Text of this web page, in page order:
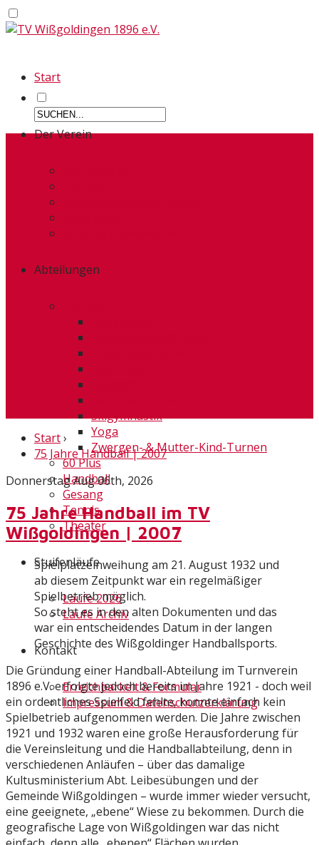
Start
Der Verein
Abteilungen
Skigymnastik
Yoga
Zwergen- & Mutter-Kind-Turnen
60 Plus
Handball
Gesang
Tennis
Theater
Stuifenläufe
Läufe 2026
Läufe Archiv
Kontakt
Erreichbarkeit & Formular
Impressum & Datenschutzerklärung
Start›
75 Jahre Handball | 2007
Donnerstag Aug 06th, 2026
75 Jahre Handball im TV
Wißgoldingen | 2007
Spielplatzeinweihung am 21. August 1932 und
ab diesem Zeitpunkt war ein regelmäßiger
Spielbetrieb möglich.
So steht es in den alten Dokumenten und das
war ein entscheidendes Datum in der langen
Geschichte des Wißgoldinger Handballsports.
Die Gründung einer Handball-Abteilung im Turnverein
1896 e.V. erfolgte jedoch bereits im Jahre 1921 - doch weil
ein ordentliches Spielfeld fehlte, konnte einfach kein
Spielbetrieb aufgenommen werden. Die Jahre zwischen
1921 und 1932 waren eine große Herausforderung für
die Vereinsleitung und die Handballabteilung, denn in
verschiedenen Anläufen – über das damalige
Kultusministerium Abt. Leibesübungen und der
Gemeinde Wißgoldingen – wurde immer wieder versucht,
eine geeignete, „ebene“ Wiese zu bekommen. Durch die
geografische Lage von Wißgoldingen war das nicht